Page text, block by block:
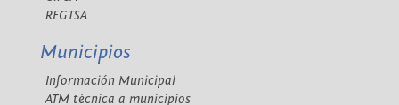
REGTSA
Municipios
Información Municipal
ATM técnica a municipios